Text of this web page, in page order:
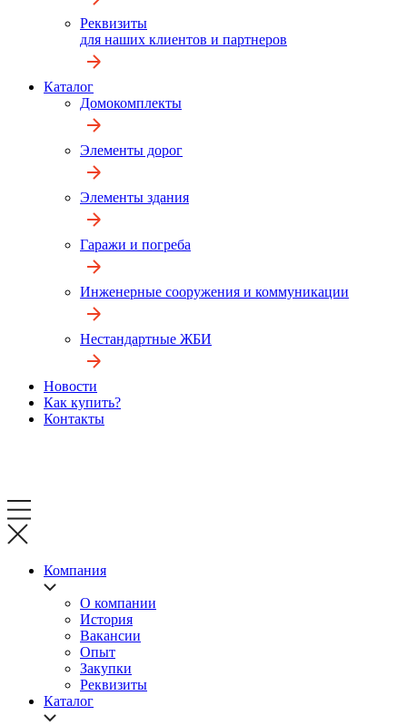
Реквизиты
для наших клиентов и партнеров
Каталог
Домокомплекты
Элементы дорог
Элементы здания
Гаражи и погреба
Инженерные сооружения и коммуникации
Нестандартные ЖБИ
Новости
Как купить?
Контакты
Компания
О компании
История
Вакансии
Опыт
Закупки
Реквизиты
Каталог